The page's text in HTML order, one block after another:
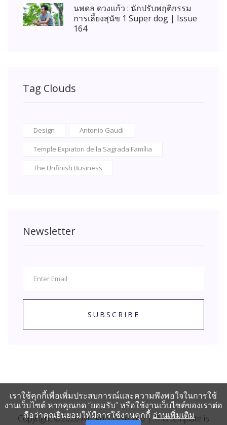
นพดล ดวงแก้ว : นักปรับพฤติกรรม
การเลี้ยงสุนัข 1 Super dog | Issue
164
Tag Clouds
Design Antonio Gaudi
Temple Expiatori de la Sagrada Família
The Unfinish Business
Newsletter
SUBSCRIBE
Copyright ©2026All rights reserved | This template is
เราใช้คุกกี้เพื่อเพิ่มประสบการณ์และความพึงพอใจในการใช้
งานเว็บไซต์ หากคุณกด “ยอมรับ” หรือใช้งานเว็บไซต์ของเราต่อ
ถือว่าคุณยินยอมให้มีการใช้งานคุกกี้ อ่านเพิ่มเติม